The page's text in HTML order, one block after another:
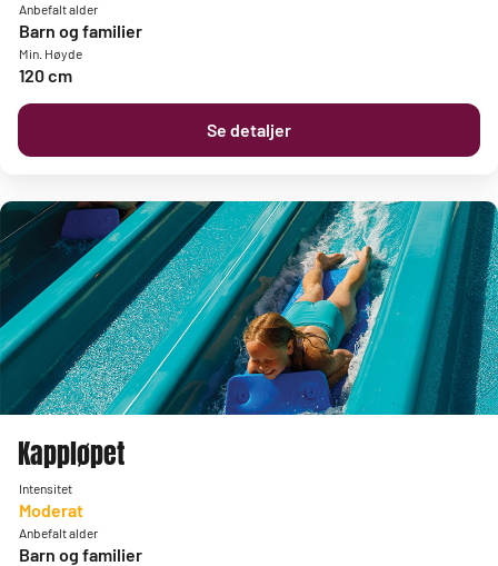
Anbefalt alder
Barn og familier
Min. Høyde
120 cm
Se detaljer
Kappløpet
Intensitet
Moderat
Anbefalt alder
Barn og familier